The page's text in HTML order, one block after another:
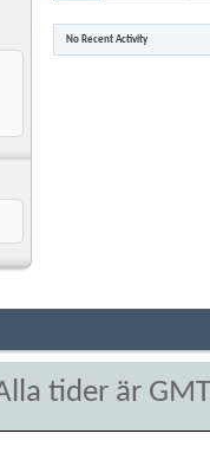
No Recent Activity
tider är